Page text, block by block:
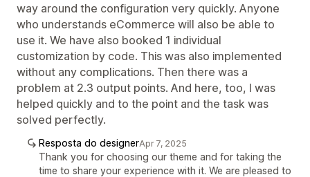
way around the configuration very quickly. Anyone
who understands eCommerce will also be able to
use it. We have also booked 1 individual
customization by code. This was also implemented
without any complications. Then there was a
problem at 2.3 output points. And here, too, I was
helped quickly and to the point and the task was
solved perfectly.
Resposta do designerApr 7, 2025
Thank you for choosing our theme and for taking the
time to share your experience with it. We are pleased to